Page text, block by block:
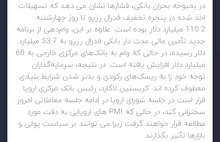
در بحبوحه بحران بانکی، فشارها نشان می دهد که تسهیلات
اخذ شده در پنجره تخفیف فدرال رزرو تا روز چهارشنبه
110.2 میلیارد دلار بوده است. علاوه بر این، وام‌دهی از برنامه
جدید تأمین مالی مدت دار بانکی فدرال رزرو به 53.7 میلیارد
دلار رسیده، در حالی که وام به بانک‌های مرکزی خارجی به 60
میلیارد دلار افزایش یافته است. در نتیجه، سرمایه‌گذاران
توجه خود را به ریسک‌های رکودی و بدتر شدن شرایط بنیادی
معطوف کرده اند. کریستین لاگارد، رئیس بانک مرکزی اروپا
قرار است در جلسه شورای اروپا در ادامه جلسه معاملاتی امروز
سخنرانی کند، در حالی که PMI های اروپایی به دقت مورد
مطالعه قرار خواهند گرفت زیرا می توانند بر سیاست پولی و
بازارها تأثیر بگذارند.